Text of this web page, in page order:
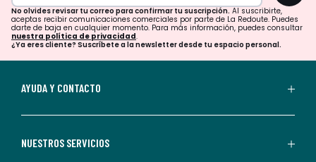
para
confirmar
tu
suscripción.
aceptas
No olvides revisar tu correo para confirmar tu suscripción. Al suscribirte,
aceptas recibir comunicaciones comerciales por parte de La Redoute. Puedes
darte de baja en cualquier momento. Para más información, puedes consultar
nuestra política de privacidad.
¿Ya eres cliente? Suscríbete a la newsletter desde tu espacio personal.
AYUDA Y CONTACTO
NUESTROS SERVICIOS